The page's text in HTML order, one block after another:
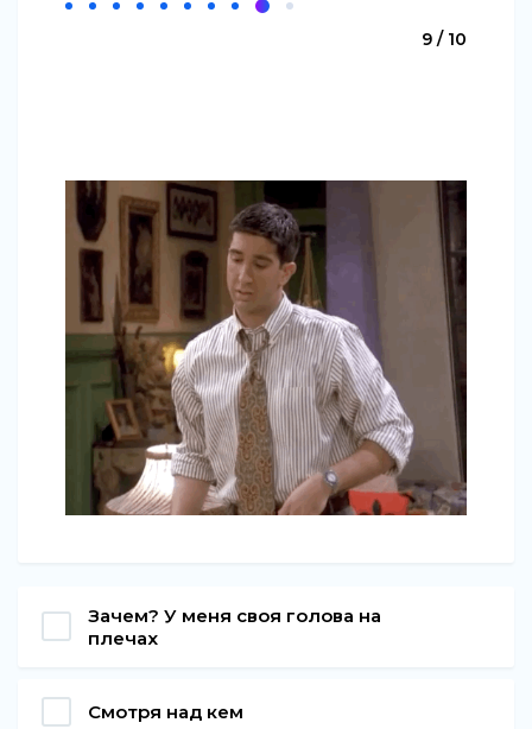
9 / 10
Зачем? У меня своя голова на
плечах
Смотря над кем